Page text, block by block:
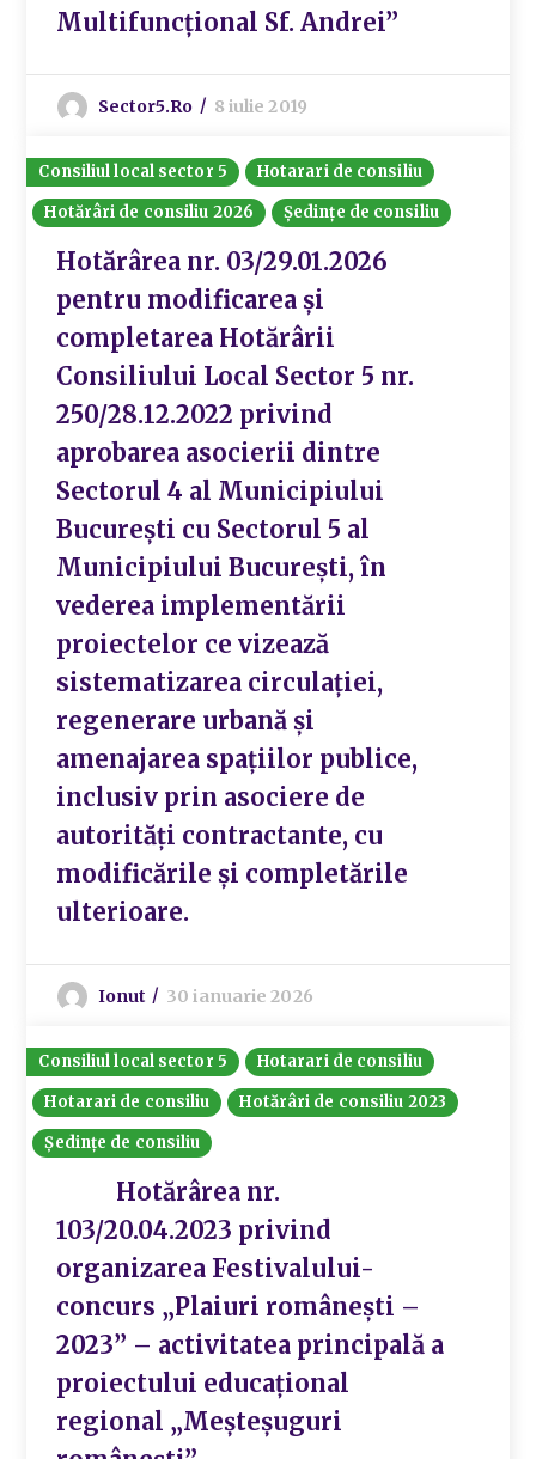
Multifuncțional Sf. Andrei”
Sector5.ro 8 iulie 2019
Consiliul local sector 5
Hotarari de consiliu
Hotărâri de consiliu 2026
Ședințe de consiliu
Hotărârea nr. 03/29.01.2026
pentru modificarea și
completarea Hotărârii
Consiliului Local Sector 5 nr.
250/28.12.2022 privind
aprobarea asocierii dintre
Sectorul 4 al Municipiului
București cu Sectorul 5 al
Municipiului București, în
vederea implementării
proiectelor ce vizează
sistematizarea circulației,
regenerare urbană și
amenajarea spațiilor publice,
inclusiv prin asociere de
autorități contractante, cu
modificările și completările
ulterioare.
Ionut 30 ianuarie 2026
Consiliul local sector 5
Hotarari de consiliu
Hotarari de consiliu
Hotărâri de consiliu 2023
Ședințe de consiliu
Hotărârea nr.
103/20.04.2023 privind
organizarea Festivalului-
concurs „Plaiuri românești –
2023” – activitatea principală a
proiectului educațional
regional „Meșteșuguri